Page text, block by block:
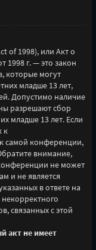
of 1998), или Акт о
1998 г. — это закон
которые могут
младше 13 лет,
Допустимо наличие
разрешают сбор
младше 13 лет. Если
к
самой конференции,
внимание,
не может
и не является
в ответе на
связанных с этой
акт не имеет